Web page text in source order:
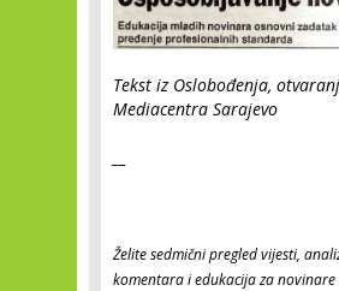
Tekst iz Oslobođenja,
Mediacentra Sarajevo
Želite sedmični pregled vijesti,
komentara i edukacija za